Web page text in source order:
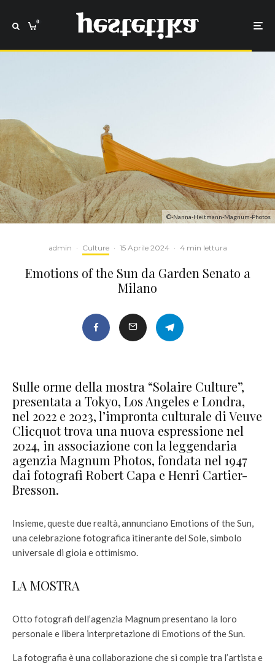
0
©-Nanna-Heitmann-Magnum-Photos
admin · Culture · 15 Aprile 2024 · 4 min lettura
Emotions of the Sun da Garden Senato a
Milano
Sulle orme della mostra “Solaire Culture”,
presentata a Tokyo, Los Angeles e Londra,
nel 2022 e 2023, l’impronta culturale di Veuve
Clicquot trova una nuova espressione nel
2024, in associazione con la leggendaria
agenzia Magnum Photos, fondata nel 1947
dai fotografi Robert Capa e Henri Cartier-
Bresson.
Insieme, queste due realtà, annunciano Emotions of the Sun,
una celebrazione fotografica itinerante del Sole, simbolo
universale di gioia e ottimismo.
LA MOSTRA
Otto fotografi dell’agenzia Magnum presentano la loro
personale e libera interpretazione di Emotions of the Sun.
La fotografia è una collaborazione che si compie tra l’artista e